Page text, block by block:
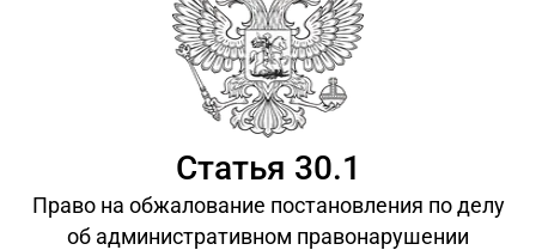
Статья 30.1
Право на обжалование постановления по делу
об административном правонарушении